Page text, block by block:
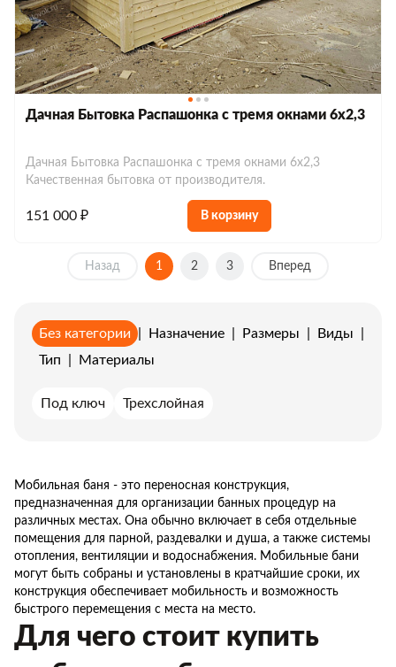
Дачная Бытовка Распашонка с тремя окнами 6х2,3
Дачная Бытовка Распашонка с тремя окнами 6х2,3
Качественная бытовка от производителя.
151 000 ₽ В корзину
Назад 1 2 3 Вперед
Без категории Назначение Размеры Виды
Тип
Материалы
Под ключ Трехслойная
Мобильная баня - это переносная конструкция,
предназначенная для организации банных процедур на
различных местах. Она обычно включает в себя отдельные
помещения для парной, раздевалки и душа, а также системы
отопления, вентиляции и водоснабжения. Мобильные бани
могут быть собраны и установлены в кратчайшие сроки, их
конструкция обеспечивает мобильность и возможность
быстрого перемещения с места на место.
Для чего стоит купить